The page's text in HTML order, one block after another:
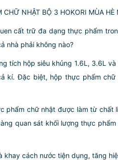
NHẬT BỘ 3 HOKORI MÙA HÈ
cất trữ đa dạng thực phẩm
nhà phải không nào?
tích hộp siêu khủng 1.6L, 3.6L
kí. Đặc biệt, hộp thực phẩm
chữ nhật được làm từ chất
quan sát khối lượng thực
cách nước tiện dụng, tăng